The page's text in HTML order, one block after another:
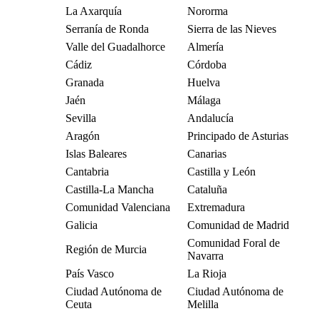
La Axarquía
Nororma
Serranía de Ronda
Sierra de las Nieves
Valle del Guadalhorce
Almería
Cádiz
Córdoba
Granada
Huelva
Jaén
Málaga
Sevilla
Andalucía
Aragón
Principado de Asturias
Islas Baleares
Canarias
Cantabria
Castilla y León
Castilla-La Mancha
Cataluña
Comunidad Valenciana
Extremadura
Galicia
Comunidad de Madrid
Región de Murcia
Comunidad Foral de
Navarra
País Vasco
La Rioja
Ciudad Autónoma de
Ceuta
Ciudad Autónoma de
Melilla